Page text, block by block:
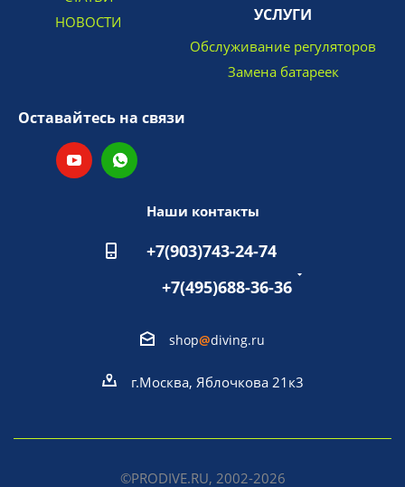
НОВОСТИ
УСЛУГИ
Обслуживание регуляторов
Замена батареек
Оставайтесь на связи
Наши контакты
+7(903)743-24-74
+7(495)688-36-36
shop@diving.ru
г.Москва, Яблочкова 21к3
©PRODIVE.RU, 2002-2026